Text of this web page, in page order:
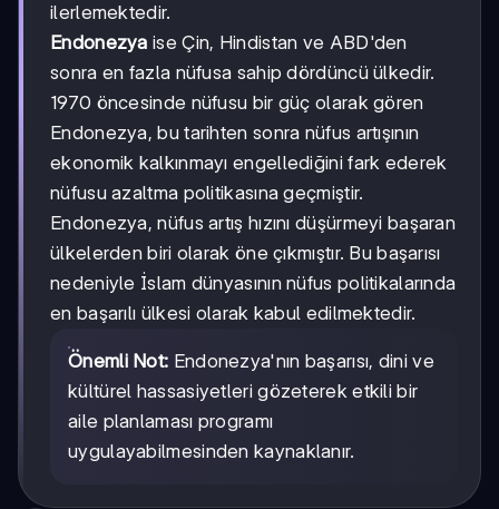
ilerlemektedir.
Endonezya ise Çin, Hindistan ve ABD'den
sonra en fazla nüfusa sahip dördüncü ülkedir.
1970 öncesinde nüfusu bir güç olarak gören
Endonezya, bu tarihten sonra nüfus artışının
ekonomik kalkınmayı engellediğini fark ederek
nüfusu azaltma politikasına geçmiştir.
Endonezya, nüfus artış hızını düşürmeyi başaran
ülkelerden biri olarak öne çıkmıştır. Bu başarısı
nedeniyle İslam dünyasının nüfus politikalarında
en başarılı ülkesi olarak kabul edilmektedir.
Önemli Not: Endonezya'nın başarısı, dini ve
kültürel hassasiyetleri gözeterek etkili bir
aile planlaması programı
uygulayabilmesinden kaynaklanır.